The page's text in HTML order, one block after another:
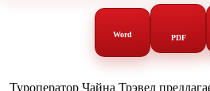
Word PDF
Туроператор Чайна Трэвел